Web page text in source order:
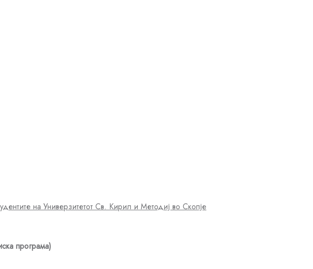
на Универзитетот Св. Кирил и Методиј во Скопје
програма)